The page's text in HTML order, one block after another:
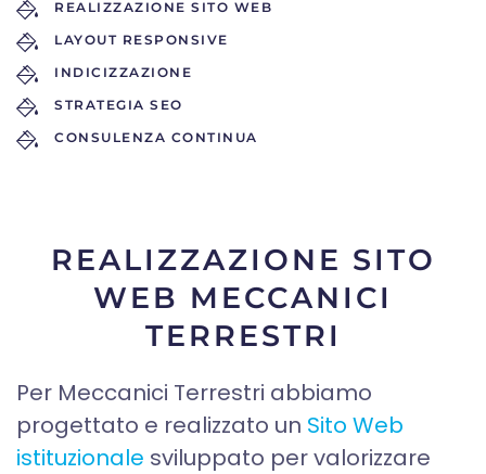
REALIZZAZIONE SITO WEB
LAYOUT RESPONSIVE
INDICIZZAZIONE
STRATEGIA SEO
CONSULENZA CONTINUA
REALIZZAZIONE SITO
WEB MECCANICI
TERRESTRI
Per Meccanici Terrestri abbiamo
progettato e realizzato un Sito Web
istituzionale sviluppato per valorizzare